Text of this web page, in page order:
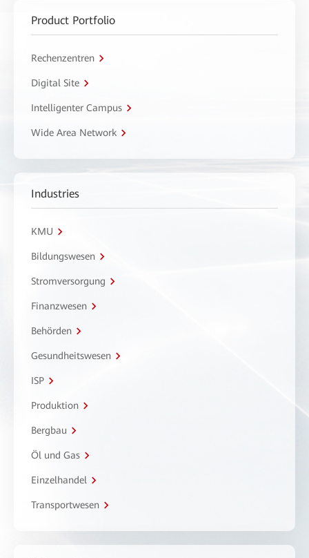
Product Portfolio
Rechenzentren
Digital Site
Intelligenter Campus
Wide Area Network
Industries
KMU
Bildungswesen
Stromversorgung
Finanzwesen
Behörden
Gesundheitswesen
ISP
Produktion
Bergbau
Öl und Gas
Einzelhandel
Transportwesen